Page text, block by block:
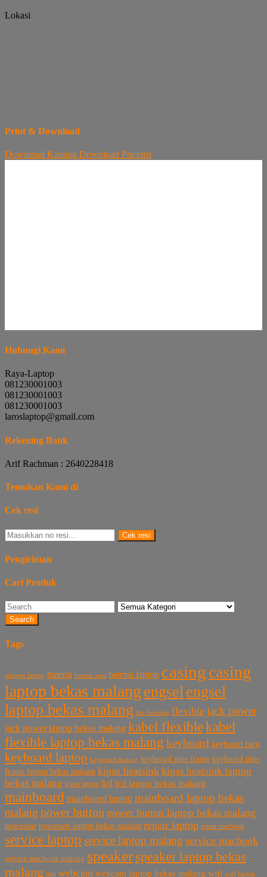
Lokasi
Print & Download
Download Katalog Download Pricelist
Hubungi Kami
Raya-Laptop
081230001003
081230001003
081230001003
laroslaptop@gmail.com
Rekening Bank
Arif Rachman : 2640228418
Temukan Kami di
Cek resi
Cek resi
Pengiriman
Cari Produk
Search
Tags
adaptor laptop baterai baterai asus baterai laptop casing casing
laptop bekas malang engselengsel
laptop bekas malang fan heatsing flexible jack power
jack power laptop bekas malang kabel flexiblekabel
flexible laptop bekas malang keyboard keyboard baru
keyboard laptop keyboard malang keyboard plus frame keyboard plus
frame laptop bekas malang kipas heatsink kipas heatsink laptop
bekas malang kipas laptop lcd lcd laptop bekas malang
mainboard mainboard laptop mainboard laptop bekas
malang power button power button laptop bekas malang
processor processor laptop bekas malang repair laptop repair macbook
service laptop service laptop malang service macbook
service macbook malang speaker speaker laptop bekas
malang usb webcam webcam laptop bekas malang wifi wifi laptop